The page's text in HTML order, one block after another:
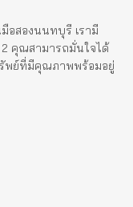
สองนนทบุรี เรามี
คุณสามารถมั่นใจได้
พย์ที่มีคุณภาพพร้อมอยู่